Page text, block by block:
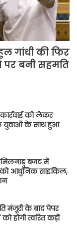
गांधी की फिर
बनी सहमति
को लेकर
युवाओं के साथ हुआ
बजट में
को आधुनिक साइकिल,
मंजूरी के बाद पेपर
होगी त्वरित कड़ी